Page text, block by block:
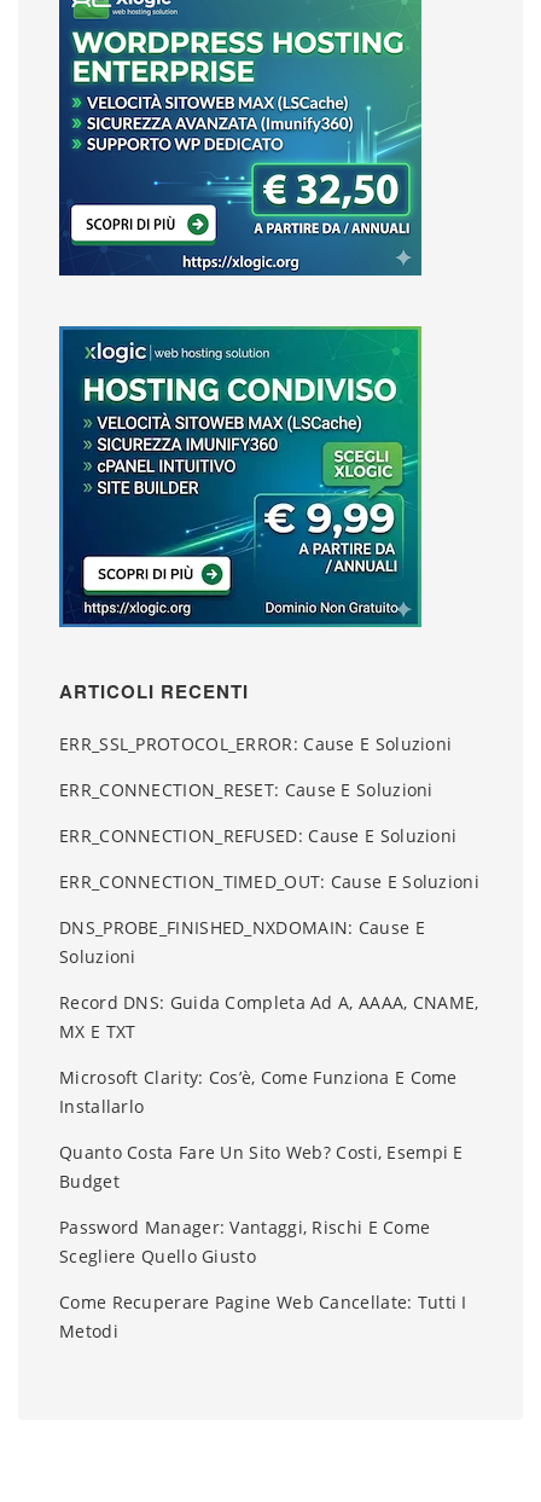
ARTICOLI RECENTI
ERR_SSL_PROTOCOL_ERROR: Cause E Soluzioni
ERR_CONNECTION_RESET: Cause E Soluzioni
ERR_CONNECTION_REFUSED: Cause E Soluzioni
ERR_CONNECTION_TIMED_OUT: Cause E Soluzioni
DNS_PROBE_FINISHED_NXDOMAIN: Cause E
Soluzioni
Record DNS: Guida Completa Ad A, AAAA, CNAME,
MX E TXT
Microsoft Clarity: Cos’è, Come Funziona E Come
Installarlo
Quanto Costa Fare Un Sito Web? Costi, Esempi E
Budget
Password Manager: Vantaggi, Rischi E Come
Scegliere Quello Giusto
Come Recuperare Pagine Web Cancellate: Tutti I
Metodi